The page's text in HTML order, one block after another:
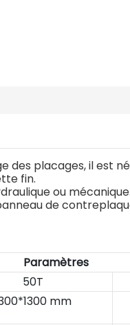
des placages, il est
fin.
ou
de
Paramètres
50T
mm